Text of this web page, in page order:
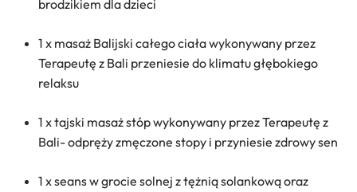
brodzikiem dla dzieci
1 x masaż Balijski całego ciała wykonywany przez
Terapeutę z Bali przeniesie do klimatu głębokiego
relaksu
1 x tajski masaż stóp wykonywany przez Terapeutę z
Bali- odpręży zmęczone stopy i przyniesie zdrowy sen
1 x seans w grocie solnej z tężnią solankową oraz